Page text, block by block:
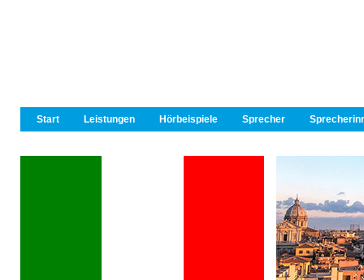
Start Leistungen Hörbeispiele Sprecher